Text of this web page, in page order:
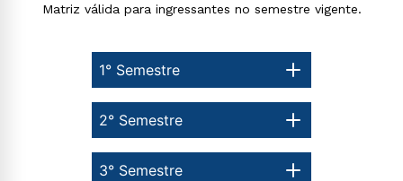
Matriz válida para ingressantes no semestre vigente.
1° Semestre
3° Semestre
2° Semestre